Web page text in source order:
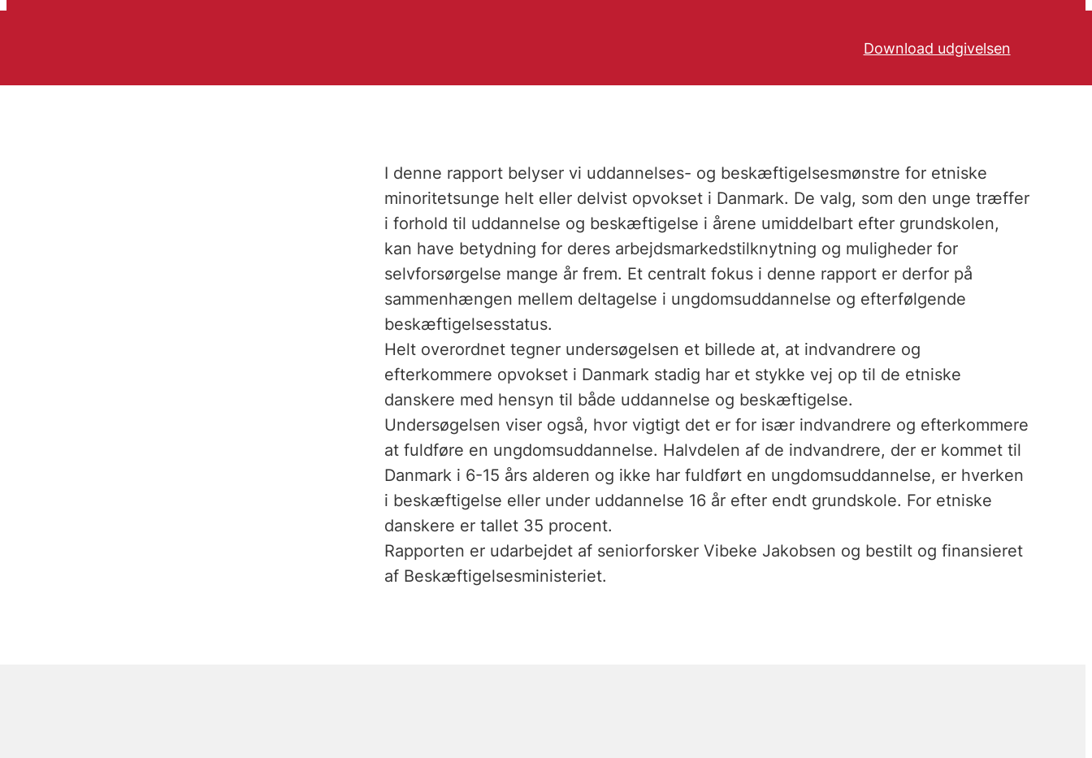
Download udgivelsen
I denne rapport belyser vi uddannelses- og beskæftigelsesmønstre for etniske
minoritetsunge helt eller delvist opvokset i Danmark. De valg, som den unge træffer
i forhold til uddannelse og beskæftigelse i årene umiddelbart efter grundskolen,
kan have betydning for deres arbejdsmarkedstilknytning og muligheder for
selvforsørgelse mange år frem. Et centralt fokus i denne rapport er derfor på
sammenhængen mellem deltagelse i ungdomsuddannelse og efterfølgende
beskæftigelsesstatus.
Helt overordnet tegner undersøgelsen et billede at, at indvandrere og
efterkommere opvokset i Danmark stadig har et stykke vej op til de etniske
danskere med hensyn til både uddannelse og beskæftigelse.
Undersøgelsen viser også, hvor vigtigt det er for især indvandrere og efterkommere
at fuldføre en ungdomsuddannelse. Halvdelen af de indvandrere, der er kommet til
Danmark i 6-15 års alderen og ikke har fuldført en ungdomsuddannelse, er hverken
i beskæftigelse eller under uddannelse 16 år efter endt grundskole. For etniske
danskere er tallet 35 procent.
Rapporten er udarbejdet af seniorforsker Vibeke Jakobsen og bestilt og finansieret
af Beskæftigelsesministeriet.